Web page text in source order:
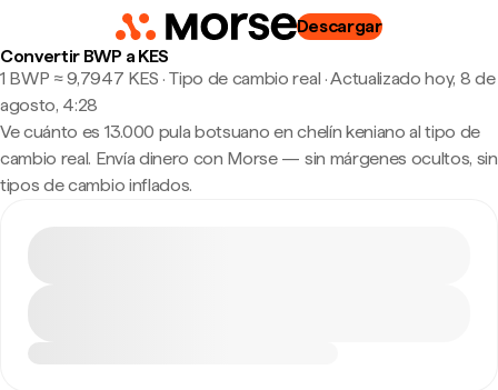
Descargar
Convertir BWP a KES
1 BWP ≈ 9,7947 KES · Tipo de cambio real ·Actualizado hoy, 8 de
agosto, 4:28
Ve cuánto es 13.000 pula botsuano en chelín keniano al tipo de
cambio real. Envía dinero con Morse — sin márgenes ocultos, sin
tipos de cambio inflados.